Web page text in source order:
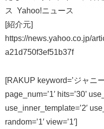
ス Yahoo!ニュース
[紹介元]
https://news.yahoo.co.jp/
a21d750f3ef51b37f
[RAKUP keyword=’ジャニ
page_num=’1′ hits=’30’
use_inner_template=’2′
random=’1′ view=’1′]